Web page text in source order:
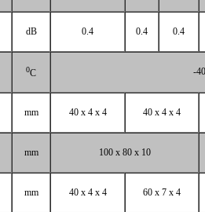
dB 0.4 0.4 0.4
0C -
mm 40 x 4 x 4 40 x 4 x 4
mm 100 x 80 x 10
mm 40 x 4 x 4 60 x 7 x 4